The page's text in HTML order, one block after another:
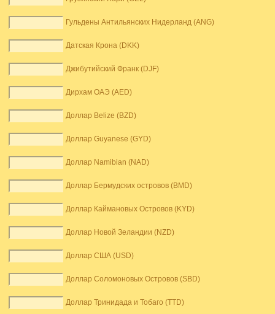
Гульдены Антильянских Нидерланд (ANG)
Датская Крона (DKK)
Джибутийский Франк (DJF)
Дирхам ОАЭ (AED)
Доллар Belize (BZD)
Доллар Guyanese (GYD)
Доллар Namibian (NAD)
Доллар Бермудских островов (BMD)
Доллар Каймановых Островов (KYD)
Доллар Новой Зеландии (NZD)
Доллар США (USD)
Доллар Соломоновых Островов (SBD)
Доллар Тринидада и Тобаго (TTD)